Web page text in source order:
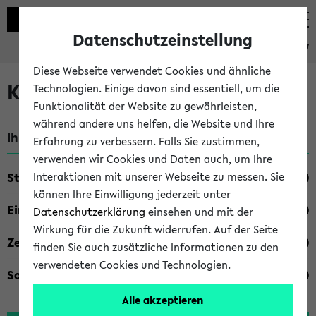
eKVV
Kombisuche im eKVV
Ihre Suchkriterien:
Studienfach
Einrichtung
Zeiten
Sonstiges
Datenschutzeinstellung
Diese Webseite verwendet Cookies und ähnliche
Technologien. Einige davon sind essentiell, um die
Funktionalität der Website zu gewährleisten,
während andere uns helfen, die Website und Ihre
Erfahrung zu verbessern. Falls Sie zustimmen,
verwenden wir Cookies und Daten auch, um Ihre
Interaktionen mit unserer Webseite zu messen. Sie
können Ihre Einwilligung jederzeit unter
Datenschutzerklärung einsehen und mit der
Wirkung für die Zukunft widerrufen. Auf der Seite
finden Sie auch zusätzliche Informationen zu den
verwendeten Cookies und Technologien.
Alle akzeptieren